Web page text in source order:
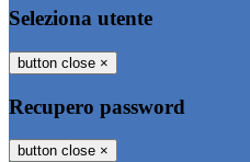
Seleziona utente
button close ×
Recupero password
button close ×